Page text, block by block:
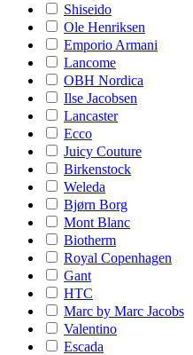
Shiseido
Ole Henriksen
Emporio Armani
Lancome
OBH Nordica
Ilse Jacobsen
Lancaster
Ecco
Juicy Couture
Birkenstock
Weleda
Bjørn Borg
Mont Blanc
Biotherm
Royal Copenhagen
Gant
HTC
Marc by Marc Jacobs
Valentino
Escada